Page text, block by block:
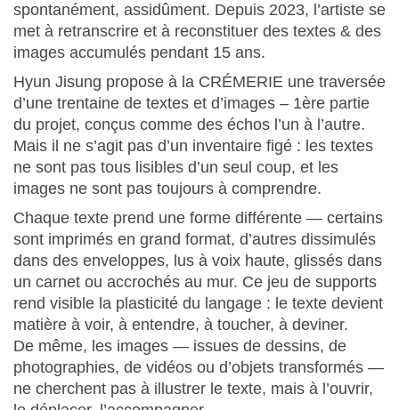
spontanément, assidûment. Depuis 2023, l’artiste se
met à retranscrire et à reconstituer des textes & des
images accumulés pendant 15 ans.
Hyun Jisung propose à la CRÉMERIE une traversée
d’une trentaine de textes et d’images – 1ère partie
du projet, conçus comme des échos l’un à l’autre.
Mais il ne s’agit pas d’un inventaire figé : les textes
ne sont pas tous lisibles d’un seul coup, et les
images ne sont pas toujours à comprendre.
Chaque texte prend une forme différente — certains
sont imprimés en grand format, d’autres dissimulés
dans des enveloppes, lus à voix haute, glissés dans
un carnet ou accrochés au mur. Ce jeu de supports
rend visible la plasticité du langage : le texte devient
matière à voir, à entendre, à toucher, à deviner.
De même, les images — issues de dessins, de
photographies, de vidéos ou d’objets transformés —
ne cherchent pas à illustrer le texte, mais à l’ouvrir,